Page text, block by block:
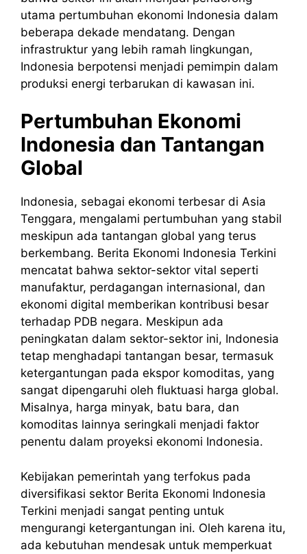
utama pertumbuhan ekonomi Indonesia dalam
beberapa dekade mendatang. Dengan
infrastruktur yang lebih ramah lingkungan,
Indonesia berpotensi menjadi pemimpin dalam
produksi energi terbarukan di kawasan ini.
Pertumbuhan Ekonomi
Indonesia dan Tantangan
Global
Indonesia, sebagai ekonomi terbesar di Asia
Tenggara, mengalami pertumbuhan yang stabil
meskipun ada tantangan global yang terus
berkembang. Berita Ekonomi Indonesia Terkini
mencatat bahwa sektor-sektor vital seperti
manufaktur, perdagangan internasional, dan
ekonomi digital memberikan kontribusi besar
terhadap PDB negara. Meskipun ada
peningkatan dalam sektor-sektor ini, Indonesia
tetap menghadapi tantangan besar, termasuk
ketergantungan pada ekspor komoditas, yang
sangat dipengaruhi oleh fluktuasi harga global.
Misalnya, harga minyak, batu bara, dan
komoditas lainnya seringkali menjadi faktor
penentu dalam proyeksi ekonomi Indonesia.
Kebijakan pemerintah yang terfokus pada
diversifikasi sektor Berita Ekonomi Indonesia
Terkini menjadi sangat penting untuk
mengurangi ketergantungan ini. Oleh karena itu,
ada kebutuhan mendesak untuk memperkuat